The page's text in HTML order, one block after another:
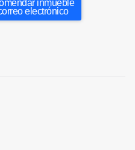
inmueble
electrónico